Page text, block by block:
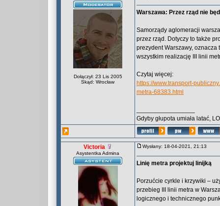
Dołączył: 23 Lis 2005
Skąd: Wrocław
Warszawa: Przez rząd nie
Samorządy aglomeracji
przez rząd. Dotyczy to także
prezydent Warszawy,
wszystkim realizację III linii
Czytaj więcej:
https://www.transport-
metra-68383.html
Gdyby głupota umiała latać,
Victoria
Asystentka Admina
Wysłany: 18-04-2021, 21:13
Linię metra projektuj linijką
Porzućcie cyrkle i krzywiki –
przebieg III linii metra w
logicznego i technicznego